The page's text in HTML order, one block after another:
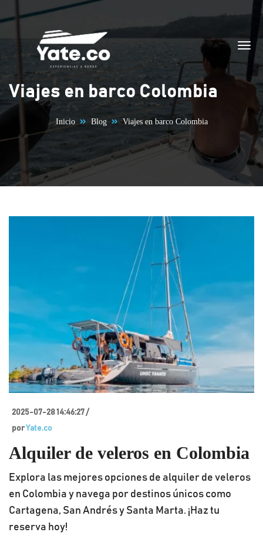
Saltar al contenido
Viajes en barco Colombia
Inicio Blog Viajes en barco Colombia
2025-07-28 14:46:27 /
porYate.co
Alquiler de veleros en Colombia
Explora las mejores opciones de alquiler de veleros
en Colombia y navega por destinos únicos como
Cartagena, San Andrés y Santa Marta. ¡Haz tu
reserva hoy!